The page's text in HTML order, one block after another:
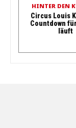
HINTER DEN
Circus Louis
Countdown für
läuft